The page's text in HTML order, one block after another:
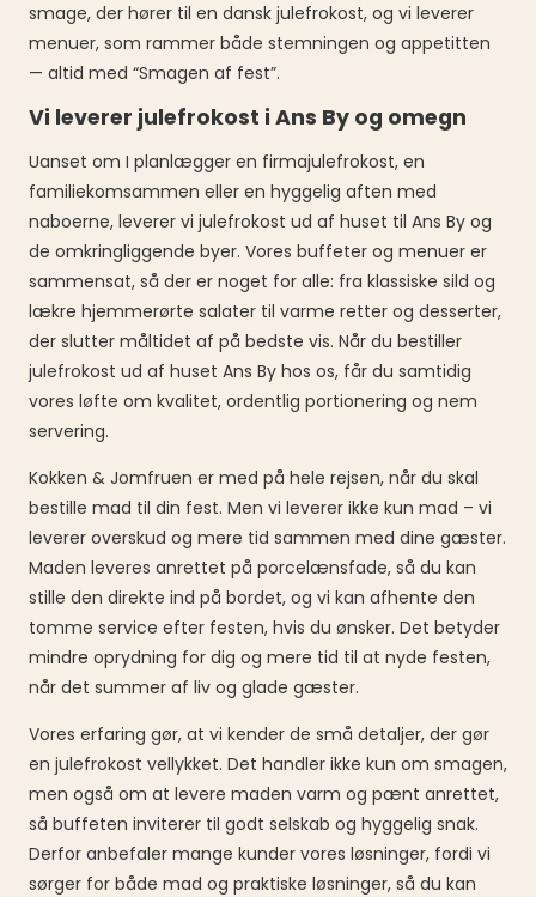
smage, der hører til en dansk julefrokost, og vi leverer
menuer, som rammer både stemningen og appetitten
— altid med “Smagen af fest”.
Vi leverer julefrokost i Ans By og omegn
Uanset om I planlægger en firmajulefrokost, en
familiekomsammen eller en hyggelig aften med
naboerne, leverer vi julefrokost ud af huset til Ans By og
de omkringliggende byer. Vores buffeter og menuer er
sammensat, så der er noget for alle: fra klassiske sild og
lækre hjemmerørte salater til varme retter og desserter,
der slutter måltidet af på bedste vis. Når du bestiller
julefrokost ud af huset Ans By hos os, får du samtidig
vores løfte om kvalitet, ordentlig portionering og nem
servering.
Kokken & Jomfruen er med på hele rejsen, når du skal
bestille mad til din fest. Men vi leverer ikke kun mad – vi
leverer overskud og mere tid sammen med dine gæster.
Maden leveres anrettet på porcelænsfade, så du kan
stille den direkte ind på bordet, og vi kan afhente den
tomme service efter festen, hvis du ønsker. Det betyder
mindre oprydning for dig og mere tid til at nyde festen,
når det summer af liv og glade gæster.
Vores erfaring gør, at vi kender de små detaljer, der gør
en julefrokost vellykket. Det handler ikke kun om smagen,
men også om at levere maden varm og pænt anrettet,
så buffeten inviterer til godt selskab og hyggelig snak.
Derfor anbefaler mange kunder vores løsninger, fordi vi
sørger for både mad og praktiske løsninger, så du kan